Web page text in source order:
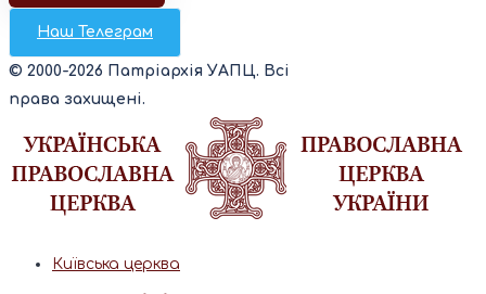
Наш Телеграм
© 2000-2026 Патріархія УАПЦ. Всі
права захищені.
Київська церква